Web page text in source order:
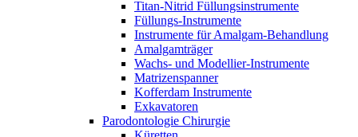
Titan-Nitrid Füllungsinstrumente
Füllungs-Instrumente
Instrumente für Amalgam-Behandlung
Amalgamträger
Wachs- und Modellier-Instrumente
Matrizenspanner
Kofferdam Instrumente
Exkavatoren
Parodontologie Chirurgie